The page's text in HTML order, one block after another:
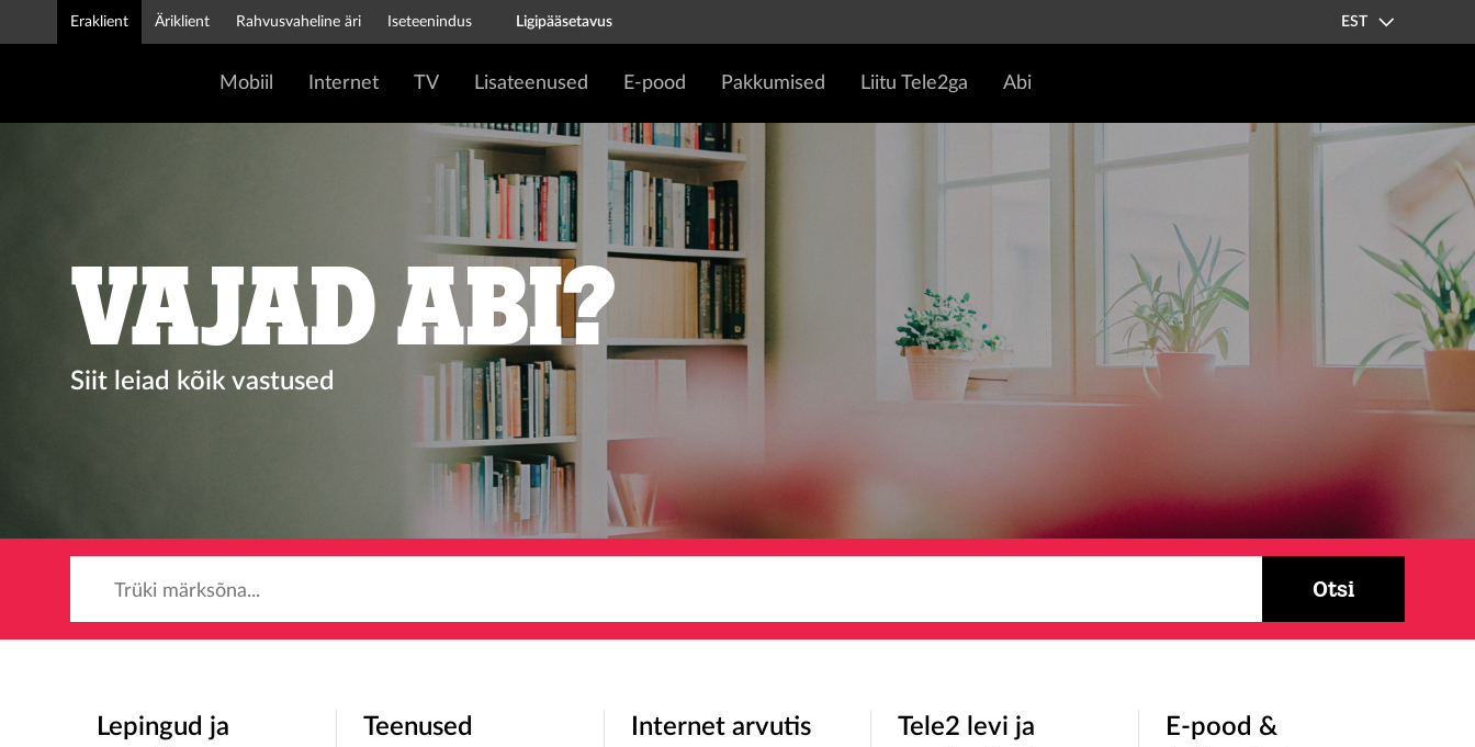
Eraklient Äriklient Rahvusvaheline äri Iseteenindus Ligipääsetavus EST
Mobiil Internet TV Lisateenused E-pood Pakkumised Liitu Tele2ga Abi
Vajad abi?
Siit leiad kõik vastused
Otsi
Lepingud ja
Teenused Internet arvutis
Tele2 levi ja
E-pood &